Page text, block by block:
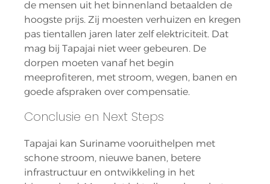
de mensen uit het binnenland betaalden de
hoogste prijs. Zij moesten verhuizen en kregen
pas tientallen jaren later zelf elektriciteit. Dat
mag bij Tapajai niet weer gebeuren. De
dorpen moeten vanaf het begin
meeprofiteren, met stroom, wegen, banen en
goede afspraken over compensatie.
Conclusie en Next Steps
Tapajai kan Suriname vooruithelpen met
schone stroom, nieuwe banen, betere
infrastructuur en ontwikkeling in het